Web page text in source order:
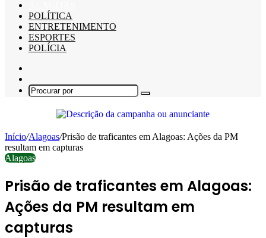
POLÍTICA
ENTRETENIMENTO
ESPORTES
POLÍCIA
skin
Procurar
Início/Alagoas/Prisão de traficantes em Alagoas: Ações da PM
resultam em capturas
Alagoas
Prisão de traficantes em Alagoas:
Ações da PM resultam em
capturas